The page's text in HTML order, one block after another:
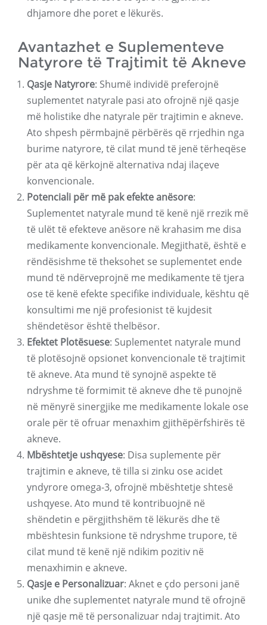
dhjamore dhe poret e lëkurës.
Avantazhet e Suplementeve
Natyrore të Trajtimit të Akneve
Qasje Natyrore: Shumë individë preferojnë
suplementet natyrale pasi ato ofrojnë një qasje
më holistike dhe natyrale për trajtimin e akneve.
Ato shpesh përmbajnë përbërës që rrjedhin nga
burime natyrore, të cilat mund të jenë tërheqëse
për ata që kërkojnë alternativa ndaj ilaçeve
konvencionale.
Potenciali për më pak efekte anësore:
Suplementet natyrale mund të kenë një rrezik më
të ulët të efekteve anësore në krahasim me disa
medikamente konvencionale. Megjithatë, është e
rëndësishme të theksohet se suplementet ende
mund të ndërveprojnë me medikamente të tjera
ose të kenë efekte specifike individuale, kështu që
konsultimi me një profesionist të kujdesit
shëndetësor është thelbësor.
Efektet Plotësuese: Suplementet natyrale mund
të plotësojnë opsionet konvencionale të trajtimit
të akneve. Ata mund të synojnë aspekte të
ndryshme të formimit të akneve dhe të punojnë
në mënyrë sinergjike me medikamente lokale ose
orale për të ofruar menaxhim gjithëpërfshirës të
akneve.
Mbështetje ushqyese: Disa suplemente për
trajtimin e akneve, të tilla si zinku ose acidet
yndyrore omega-3, ofrojnë mbështetje shtesë
ushqyese. Ato mund të kontribuojnë në
shëndetin e përgjithshëm të lëkurës dhe të
mbështesin funksione të ndryshme trupore, të
cilat mund të kenë një ndikim pozitiv në
menaxhimin e akneve.
Qasje e Personalizuar: Aknet e çdo personi janë
unike dhe suplementet natyrale mund të ofrojnë
një qasje më të personalizuar ndaj trajtimit. Ato